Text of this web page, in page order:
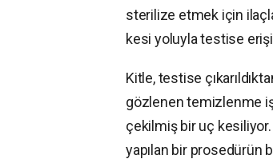
sterilize etmek için
kesi yoluyla testise
Kitle, testise
gözlenen temizlenme
çekilmiş bir uç kesiliyor.
yapılan bir prosedürün